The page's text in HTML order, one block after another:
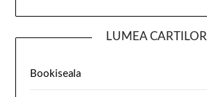
LUMEA CARTILOR
Bookiseala